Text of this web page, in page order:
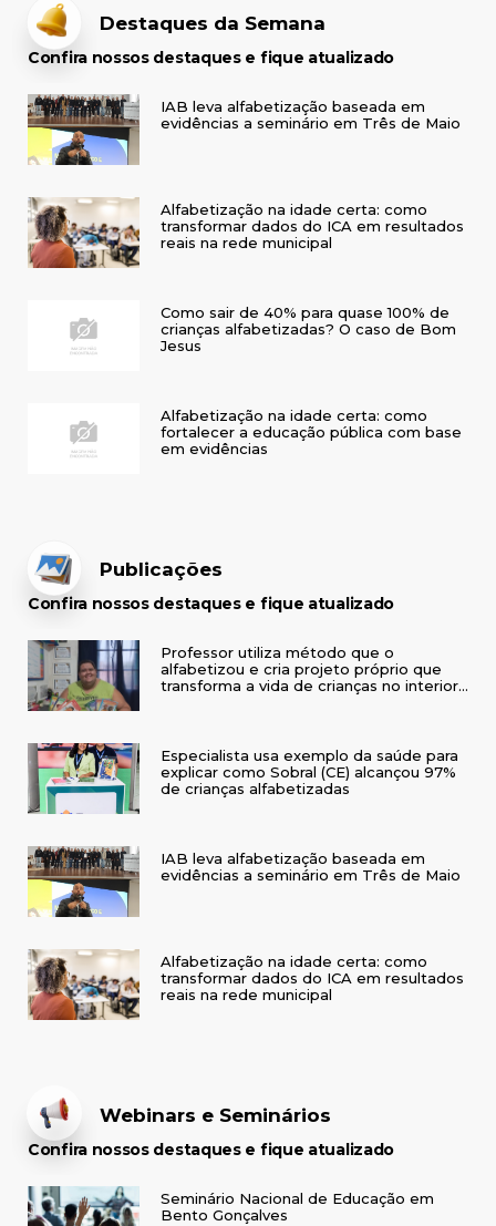
Destaques da Semana
Confira nossos destaques e fique atualizado
IAB leva alfabetização baseada em
evidências a seminário em Três de Maio
Alfabetização na idade certa: como
transformar dados do ICA em resultados
reais na rede municipal
Como sair de 40% para quase 100% de
crianças alfabetizadas? O caso de Bom
Jesus
Alfabetização na idade certa: como
fortalecer a educação pública com base
em evidências
Publicações
Confira nossos destaques e fique atualizado
Professor utiliza método que o
alfabetizou e cria projeto próprio que
transforma a vida de crianças no interior
Especialista usa exemplo da saúde para
explicar como Sobral (CE) alcançou 97%
de crianças alfabetizadas
IAB leva alfabetização baseada em
evidências a seminário em Três de Maio
Alfabetização na idade certa: como
transformar dados do ICA em resultados
reais na rede municipal
Webinars e Seminários
Confira nossos destaques e fique atualizado
Seminário Nacional de Educação em
Bento Gonçalves